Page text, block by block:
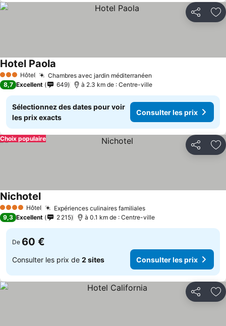
Partager
3 ÉtoilesHôtel Chambres avec jardin méditerranéen
Hotel Paola
8,7 Excellent 649 à 2.3 km de : Centre-ville
Sélectionnez des dates pour voir
les prix exacts
Consulter les prix
Partager
Choix populaire
4 Étoiles Hôtel Expériences culinaires familiales
Nichotel
9,3 Excellent 2 215 à 0.1 km de : Centre-ville
De 60 €
Consulter les prix de 2 sites Consulter les prix
Partager